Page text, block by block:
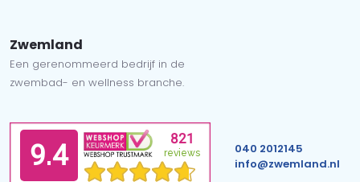
Zwemland
Een gerenommeerd bedrijf in de
zwembad- en wellness branche.
040 2012145
info@zwemland.nl